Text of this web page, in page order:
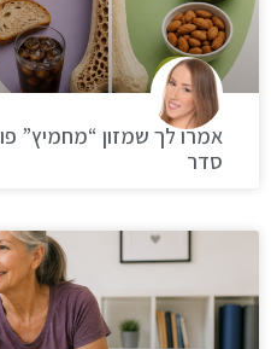
אמרו לך שמזון “מחמיץ”
סדר